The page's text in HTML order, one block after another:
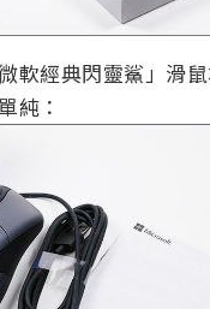
軟經典閃靈鯊」滑
純：